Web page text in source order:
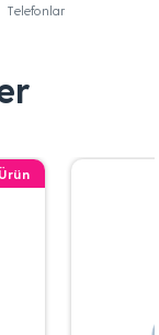
Telefonlar